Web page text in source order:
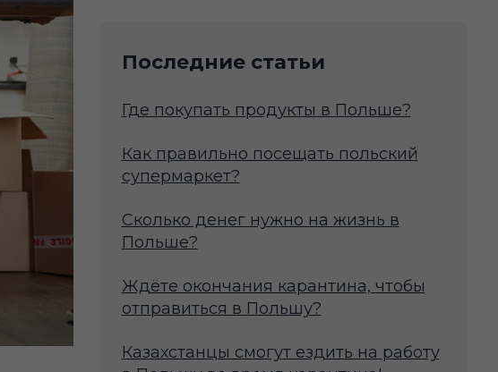
Последние статьи
Где покупать продукты в Польше?
Как правильно посещать польский
супермаркет?
Сколько денег нужно на жизнь в
Польше?
Ждёте окончания карантина, чтобы
отправиться в Польшу?
Казахстанцы смогут ездить на работу